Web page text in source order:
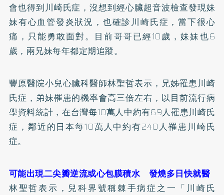
會也得到川崎氏症，沒想到經心臟超音波檢查發現妹
妹有心血管發炎狀況，也確診川崎氏症，當下很心
痛，只能勇敢面對。目前哥哥已經10歲，妹妹也6
歲，兩兄妹每年都定期追蹤。
豐原醫院小兒心臟科醫師林聖哲表示，兄姊罹患川崎
氏症，弟妹罹患的機率會高三倍左右，以目前流行病
學資料統計，在台灣每10萬人中約有69人罹患川崎氏
症，鄰近的日本每10萬人中約有240人罹患川崎氏
症。
可能出現二尖瓣逆流或心包膜積水 發燒多日快就醫
林聖哲表示，兒科界號稱棘手病症之一「川崎氏